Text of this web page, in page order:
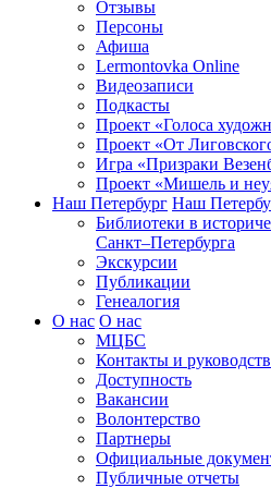
Отзывы
Персоны
Афиша
Lermontovka Online
Видеозаписи
Подкасты
Проект «Голоса
Проект «От
Игра «Призраки
Проект «Мишель и
Наш Петербург Наш
Библиотеки в
Санкт–Петербурга
Экскурсии
Публикации
Генеалогия
О нас О нас
МЦБС
Контакты и
Доступность
Вакансии
Волонтерство
Партнеры
Официальные
Публичные отчеты